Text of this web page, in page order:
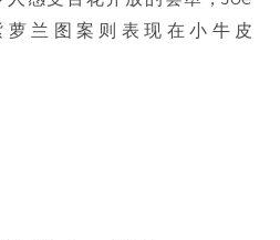
萝兰图案则表现在小牛皮